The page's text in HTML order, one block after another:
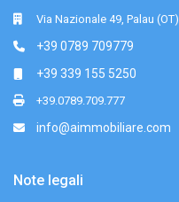
Via Nazionale 49, Palau (OT)
+39 0789 709779
+39 339 155 5250
+39.0789.709.777
info@aimmobiliare.com
Note legali